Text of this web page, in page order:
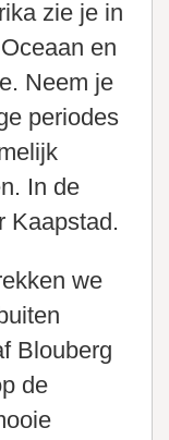
zie je in
en
Neem je
periodes
In de
Kaapstad.
we
Blouberg
de